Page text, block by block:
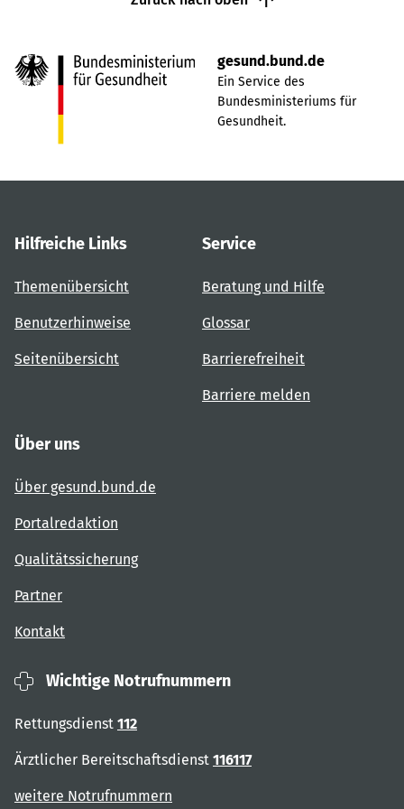
gesund.bund.de
Ein Service des
Bundesministeriums für
Gesundheit.
Hilfreiche Links
Themenübersicht
Benutzerhinweise
Seitenübersicht
Service
Beratung und Hilfe
Glossar
Barrierefreiheit
Barriere melden
Über uns
Über gesund.bund.de
Portalredaktion
Qualitätssicherung
Partner
Kontakt
Wichtige Notrufnummern
Rettungsdienst 112
Ärztlicher Bereitschaftsdienst 116117
weitere Notrufnummern